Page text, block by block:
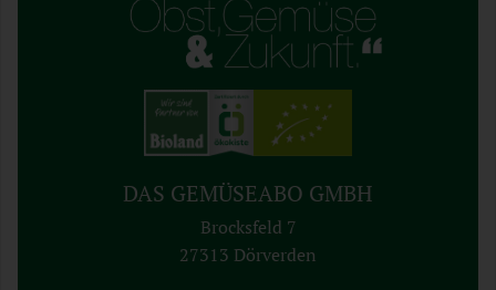
DAS GEMÜSEABO GMBH
Brocksfeld 7
27313 Dörverden